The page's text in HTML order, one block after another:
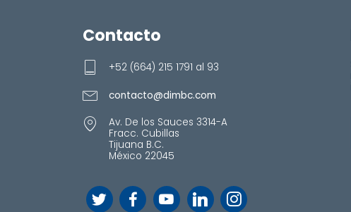
Contacto
+52 (664) 215 1791 al 93
contacto@dimbc.com
Av. De los Sauces 3314-A
Fracc. Cubillas
Tijuana B.C.
México 22045